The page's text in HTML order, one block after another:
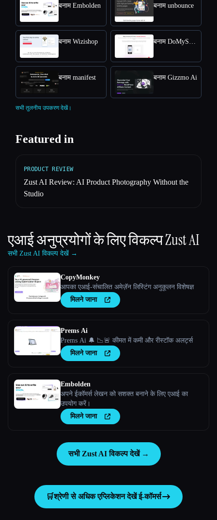
बनाम Embolden बनाम unbounce
बनाम Wizishop
बनाम manifest बनाम Gizzmo Ai
सभी तुलनीय उपकरण देखें।
Featured in
PRODUCT REVIEW
Zust AI Review: AI Product Photography Without the
Studio
एआई अनुप्रयोगों के लिए विकल्पZust AI
सभी Zust AI विकल्प देखें →
CopyMonkey
आपका एआई-संचालित अमेज़ॅन लिस्टिंग अनुकूलन विशेषज्ञ
मिलने जाना
Prems Ai
Prems Ai 🔔 📉🚨 कीमत में कमी और रीस्टॉक अलर्ट्स
मिलने जाना
Embolden
अपने ईकॉमर्स लेखन को सशक्त बनाने के लिए एआई का
उपयोग करें।
मिलने जाना
सभी Zust AI विकल्प देखें →
🛒श्रेणी से अधिक एप्लिकेशन देखेंई-कॉमर्स